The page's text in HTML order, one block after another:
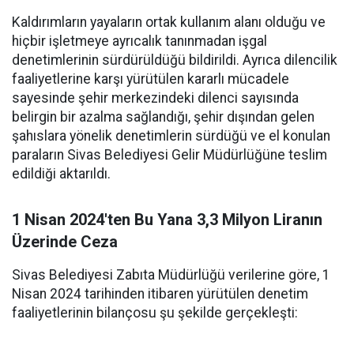
Kaldırımların yayaların ortak kullanım alanı olduğu ve
hiçbir işletmeye ayrıcalık tanınmadan işgal
denetimlerinin sürdürüldüğü bildirildi. Ayrıca dilencilik
faaliyetlerine karşı yürütülen kararlı mücadele
sayesinde şehir merkezindeki dilenci sayısında
belirgin bir azalma sağlandığı, şehir dışından gelen
şahıslara yönelik denetimlerin sürdüğü ve el konulan
paraların Sivas Belediyesi Gelir Müdürlüğüne teslim
edildiği aktarıldı.
1 Nisan 2024'ten Bu Yana 3,3 Milyon Liranın
Üzerinde Ceza
Sivas Belediyesi Zabıta Müdürlüğü verilerine göre, 1
Nisan 2024 tarihinden itibaren yürütülen denetim
faaliyetlerinin bilançosu şu şekilde gerçekleşti: